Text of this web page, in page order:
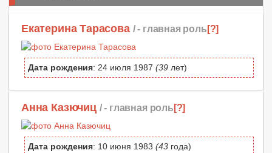
Екатерина Тарасова / - главная роль[?]
Дата рождения: 24 июля 1987 (39 лет)
Анна Казючиц / - главная роль [?]
Дата рождения: 10 июня 1983 (43 года)